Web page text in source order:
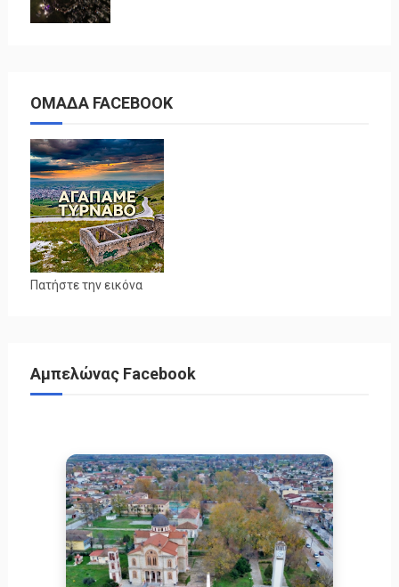
ΟΜΑΔΑ FACEBOOK
Πατήστε την εικόνα
Αμπελώνας Facebook